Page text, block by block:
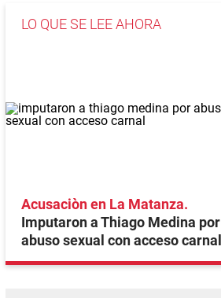
LO QUE SE LEE AHORA
Acusaciòn en La Matanza
Imputaron a Thiago Medina por
abuso sexual con acceso carnal